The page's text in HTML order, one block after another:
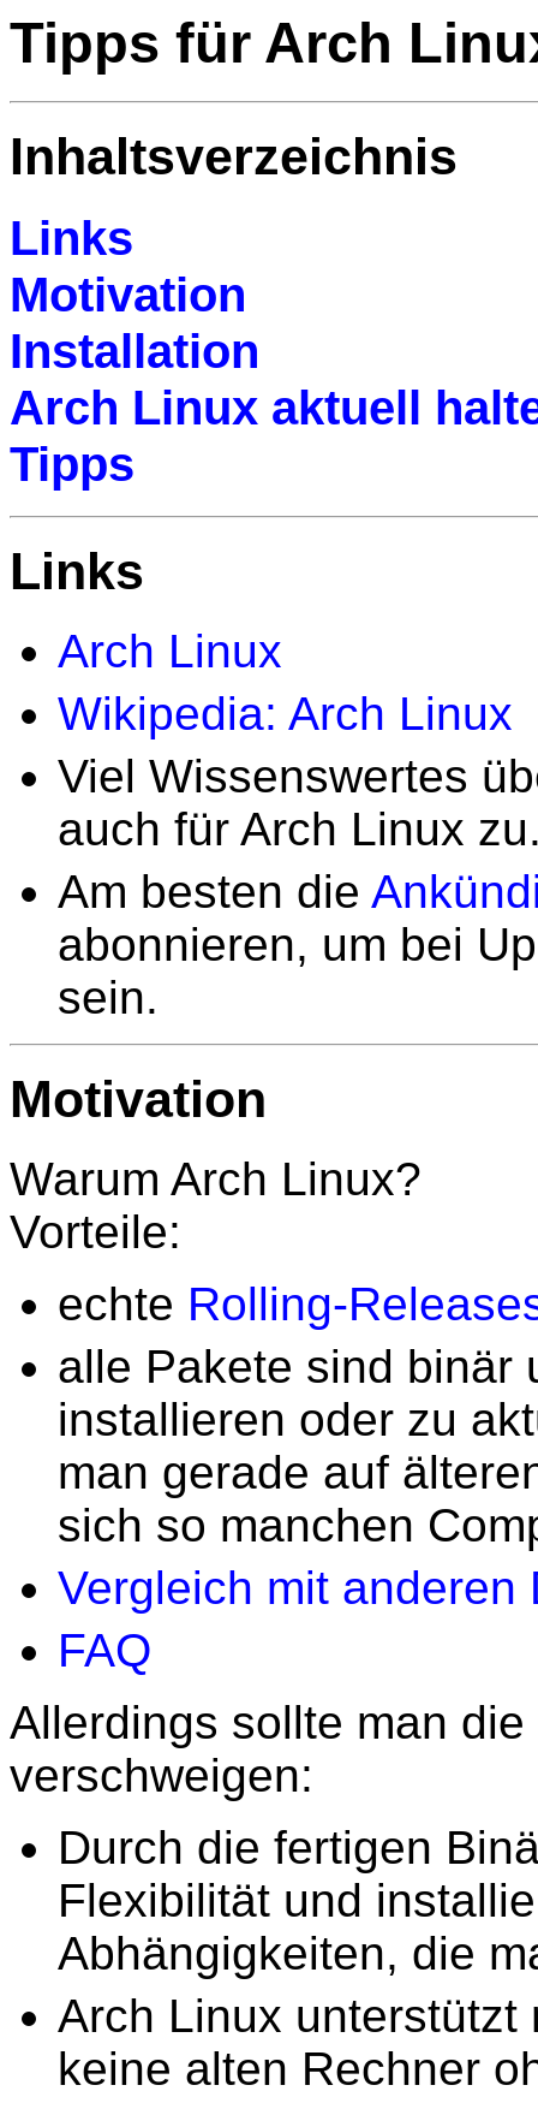
Tipps für Arch
Inhaltsverzeichnis
Links
Motivation
Installation
Arch Linux aktuell
Tipps
Links
Arch Linux
Wikipedia: Arch Linux
Viel Wissenswertes
auch für Arch Linux
Am besten die
abonnieren, um bei
sein.
Motivation
Warum Arch Linux?
Vorteile:
echte Rolling-
alle Pakete sind binär
installieren oder zu
man gerade auf
sich so manchen
Vergleich mit anderen
FAQ
Allerdings sollte man
verschweigen:
Durch die fertigen
Flexibilität und
Abhängigkeiten, die
Arch Linux
keine alten Rechner